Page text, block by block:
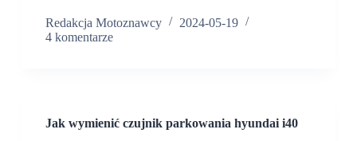
Redakcja Motoznawcy
2024-05-19
4 komentarze
Jak wymienić czujnik parkowania hyundai i40